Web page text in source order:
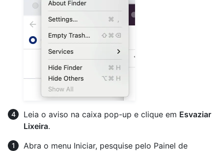
Leia o aviso na caixa pop-up e clique em Esvaziar
Lixeira.
Abra o menu Iniciar, pesquise pelo Painel de